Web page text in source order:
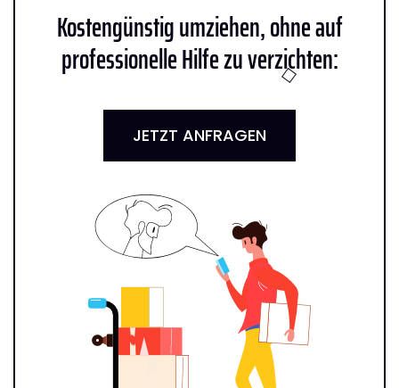
Kostengünstig umziehen, ohne auf
professionelle Hilfe zu verzichten:
JETZT ANFRAGEN